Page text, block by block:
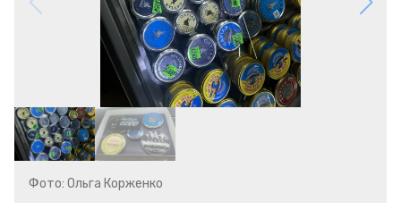
Фото: Ольга Корженко